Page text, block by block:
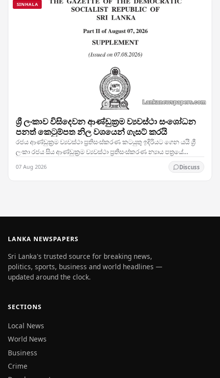
SINHALA
ශ්‍රී ලංකාව විසිදෙවන ආණ්ඩුක්‍රම ව්‍යවස්ථා සංශෝධන
පනත් කෙටුම්පත නිල වශයෙන් ගැසට් කරයි
රජය ආණ්ඩුක්‍රම ව්‍යවස්ථා ප්‍රතිසංස්කරණ කටයුතු ඉදිරියට ගෙන යයි ශ්‍රී
ලංකා රජය සිය ආණ්ඩුක්‍රම ව්‍යවස්ථා ප්‍රතිසංස්කරණ න්‍යාය පත්‍රයේ
07 Aug 2026 Discuss
LANKA NEWSPAPERS
Sri Lanka's trusted source for breaking news,
politics, sports, business and world headlines —
updated around the clock.
SECTIONS
Local News
World News
Business
Crime